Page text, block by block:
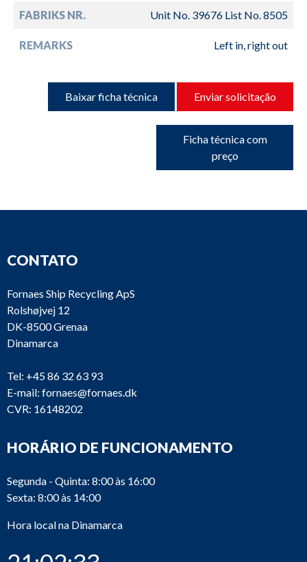
FABRIKS NR. Unit No. 39676 List No. 8505
REMARKS Left in, right out
Baixar ficha técnica Enviar solicitação
Ficha técnica com
preço
CONTATO
Fornaes Ship Recycling ApS
Rolshøjvej 12
DK-8500 Grenaa
Dinamarca
Tel: +45 86 32 63 93
E-mail: fornaes@fornaes.dk
CVR: 16148202
HORÁRIO DE FUNCIONAMENTO
Segunda - Quinta: 8:00 às 16:00
Sexta: 8:00 às 14:00
Hora local na Dinamarca